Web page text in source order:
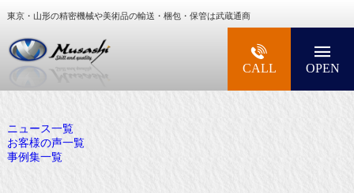
東京・山形の精密機械や美術品の輸送・梱包・保管は武蔵通商
大型精密機械・美術品・高級楽器の梱包・輸送
CALL OPEN
ニュース一覧
お客様の声一覧
事例集一覧